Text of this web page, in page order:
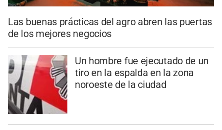
Las buenas prácticas del agro abren las puertas
de los mejores negocios
Un hombre fue ejecutado de un
tiro en la espalda en la zona
noroeste de la ciudad